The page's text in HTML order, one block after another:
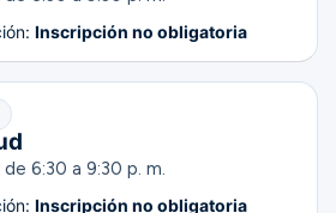
Inscripción no obligatoria
6:30 a 9:30 p. m.
Inscripción no obligatoria